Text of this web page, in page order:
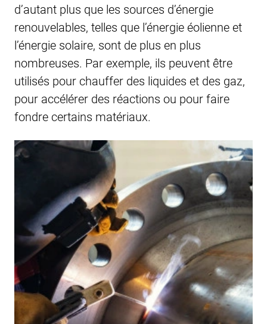
d’autant plus que les sources d’énergie
renouvelables, telles que l’énergie éolienne et
l’énergie solaire, sont de plus en plus
nombreuses. Par exemple, ils peuvent être
utilisés pour chauffer des liquides et des gaz,
pour accélérer des réactions ou pour faire
fondre certains matériaux.